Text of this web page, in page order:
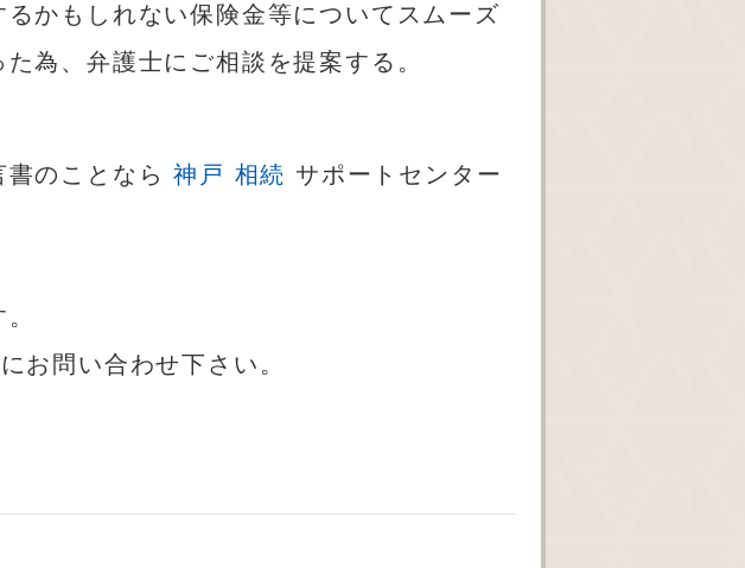
かもしれない保険金等についてスムーズ
為、弁護士にご相談を提案する。
書のことなら神戸 相続 サポートセンター
お問い合わせ下さい。